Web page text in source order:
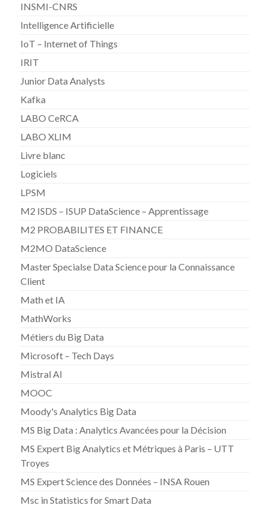
INSMI-CNRS
Intelligence Artificielle
IoT – Internet of Things
IRIT
Junior Data Analysts
Kafka
LABO CeRCA
LABO XLIM
Livre blanc
Logiciels
LPSM
M2 ISDS – ISUP DataScience – Apprentissage
M2 PROBABILITES ET FINANCE
M2MO DataScience
Master Specialse Data Science pour la Connaissance
Client
Math et IA
MathWorks
Métiers du Big Data
Microsoft – Tech Days
Mistral AI
MOOC
Moody's Analytics Big Data
MS Big Data : Analytics Avancées pour la Décision
MS Expert Big Analytics et Métriques à Paris – UTT
Troyes
MS Expert Science des Données – INSA Rouen
Msc in Statistics for Smart Data